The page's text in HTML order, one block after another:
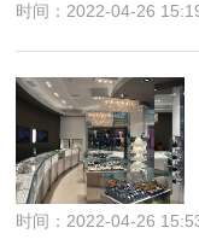
时间：2022-04-26
时间：2022-04-26